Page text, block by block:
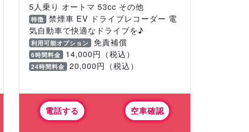
5人乗り オートマ 53cc その他
特徴
禁煙車 EV ドライブレコーダー 電
気自動車で快適なドライブを♪
利用可能オプション 免責補償
6時間料金 14,000円（税込）
24時間料金 20,000円（税込）
電話する 空車確認